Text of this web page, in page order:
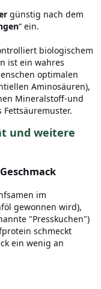
günstig nach dem
“ ein.
biologischem
ist ein wahres
optimalen
Aminosäuren),
Mineralstoff-und
und weitere
im
gewonnen wird),
"Presskuchen")
schmeckt
ein wenig an